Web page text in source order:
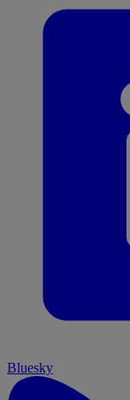
Bluesky